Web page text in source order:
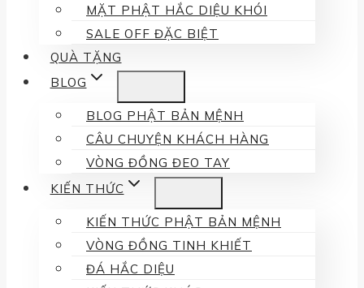
MẶT PHẬT HẮC DIỆU KHÓI
SALE OFF ĐẶC BIỆT
QUÀ TẶNG
BLOG
BLOG PHẬT BẢN MỆNH
CÂU CHUYỆN KHÁCH HÀNG
VÒNG ĐỒNG ĐEO TAY
KIẾN THỨC
KIẾN THỨC PHẬT BẢN MỆNH
VÒNG ĐỒNG TINH KHIẾT
ĐÁ HẮC DIỆU